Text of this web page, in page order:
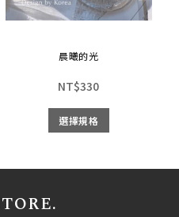
晨曦的光
NT$330
選擇規格